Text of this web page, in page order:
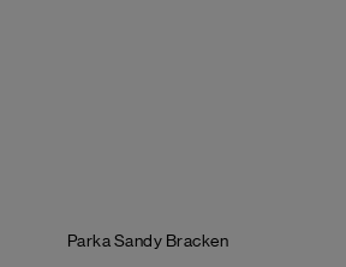
Parka Sandy Bracken